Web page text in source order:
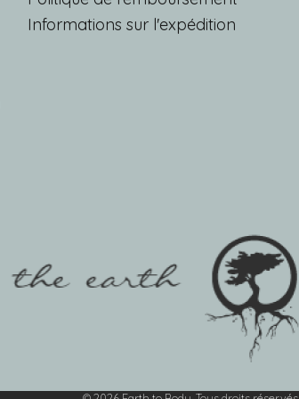
Informations sur l'expédition